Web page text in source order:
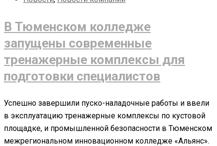
В Тюменском колледже
запущены современные
тренажерные комплексы для
подготовки специалистов
Успешно завершили пуско-наладочные работы и ввели
в эксплуатацию тренажерные комплексы по кустовой
площадке, и промышленной безопасности в Тюменском
межрегиональном инновационном колледже «Альянс».